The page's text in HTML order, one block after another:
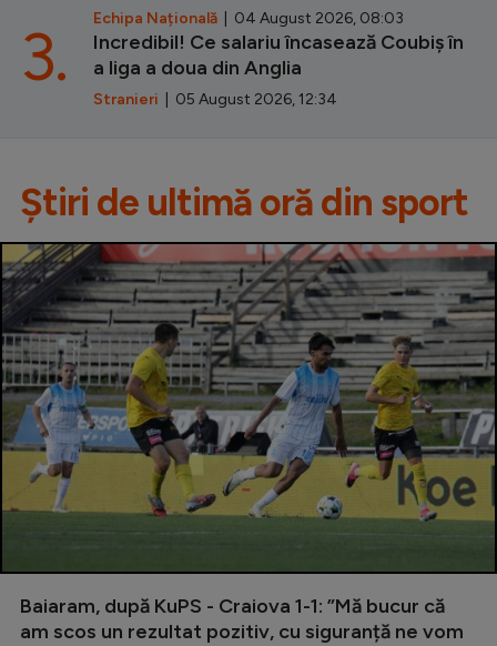
Echipa Națională | 04 August 2026, 08:03
Incredibil! Ce salariu încasează Coubiș în
a liga a doua din Anglia
Stranieri | 05 August 2026, 12:34
3.
Știri de ultimă oră din sport
Baiaram, după KuPS - Craiova 1-1: ”Mă bucur că
am scos un rezultat pozitiv, cu siguranță ne vom